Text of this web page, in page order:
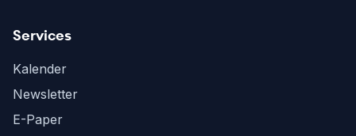
Services
Kalender
Newsletter
E-Paper